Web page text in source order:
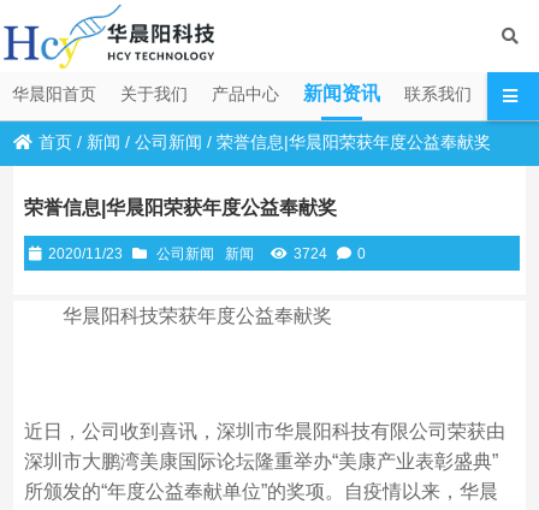
华晨阳首页 关于我们 产品中心 新闻资讯 联系我们
首页 / 新闻 /公司新闻 /荣誉信息|华晨阳荣获年度公益奉献奖
荣誉信息|华晨阳荣获年度公益奉献奖
2020/11/23 公司新闻 新闻 3724 0
华晨阳科技荣获年度公益奉献奖
近日，公司收到喜讯，深圳市华晨阳科技有限公司荣获由
深圳市大鹏湾美康国际论坛隆重举办“美康产业表彰盛典”
所颁发的“年度公益奉献单位”的奖项。自疫情以来，华晨